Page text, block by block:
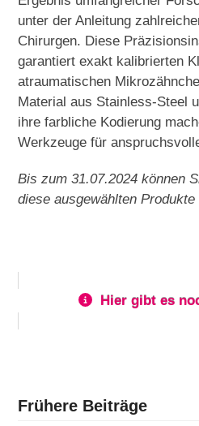
unter der Anleitung
Chirurgen. Diese
garantiert exakt kalibrierten
atraumatischen
Material aus Stainless-Steel
ihre farbliche Kodierung
Werkzeuge für
Bis zum 31.07.2024 können
diese ausgewählten Produkte
Hier gibt es
Frühere Beiträge